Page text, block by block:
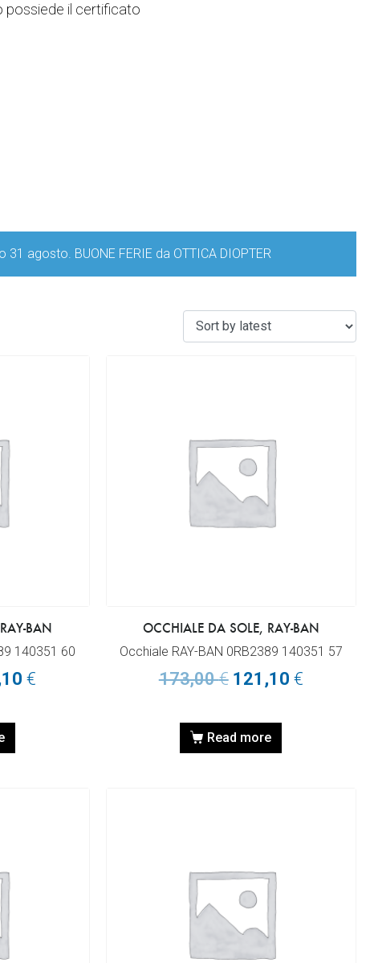
possiede il certificato
agosto. BUONE FERIE da OTTICA DIOPTER
BAN
140351 60
€
OCCHIALE DA SOLE, RAY-BAN
Occhiale RAY-BAN 0RB2389 140351 57
173,00€ 121,10 €
Read more